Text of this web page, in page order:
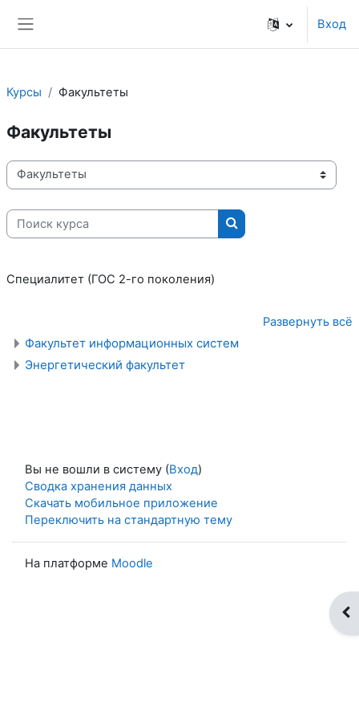
Вход
Курсы Факультеты
Факультеты
Категории курсов
Поиск курса
Поиск курса
Специалитет (ГОС 2-го поколения)
Развернуть всё
Факультет информационных систем
Энергетический факультет
Вы не вошли в систему (Вход)
Сводка хранения данных
Скачать мобильное приложение
Переключить на стандартную тему
На платформе Moodle